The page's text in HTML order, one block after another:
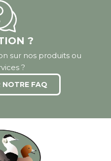
?
sur nos produits ou
?
NOTRE FAQ